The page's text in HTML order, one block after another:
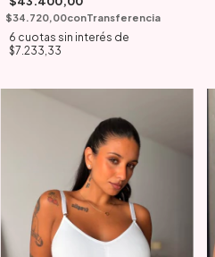
$34.720,00conTransferencia
6 cuotas sin interés de
$7.233,33